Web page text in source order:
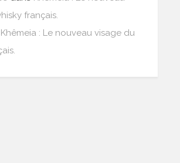
français.
Khêmeia : Le nouveau visage du